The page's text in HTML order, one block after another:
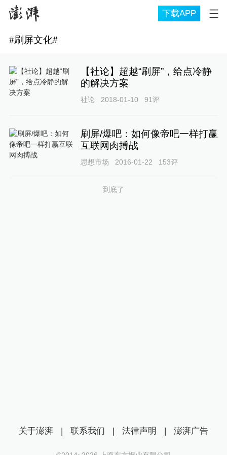
下载APP
#刷屏文化#
【社论】超越“刷屏”，给点冷静
的解决方案
社论 2018-01-10 91评
刷屏/爆吧：如何像帝吧一样打赢
互联网肉搏战
思想市场 2016-01-22 153评
到底了
关于澎湃 | 联系我们 | 法律声明 | 澎湃广告